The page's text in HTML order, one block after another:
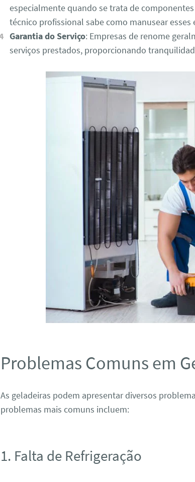
especialmente quando se trata de
técnico profissional sabe como manusear
Garantia do Serviço: Empresas de renome
serviços prestados, proporcionando
Problemas Comuns em
As geladeiras podem apresentar diversos
problemas mais comuns incluem:
1. Falta de Refrigeração